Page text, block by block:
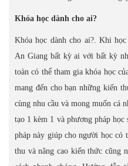
Khóa học dành cho ai?
Khóa học dành cho ai?. Khi
An Giang bất kỳ ai với bất kỳ
toàn có thể tham gia khóa học
mang đến cho bạn những kiến
cùng nhu cầu và mong muốn cá
tạo 1 kèm 1 và phương pháp
pháp này giúp cho người học có
thu và nâng cao kiến thức cũng